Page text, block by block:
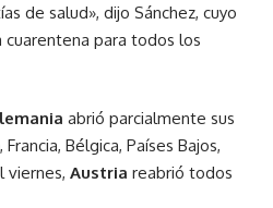
de salud», dijo Sánchez, cuyo
para todos los
abrió parcialmente sus
Bélgica, Países Bajos,
viernes, Austria reabrió todos